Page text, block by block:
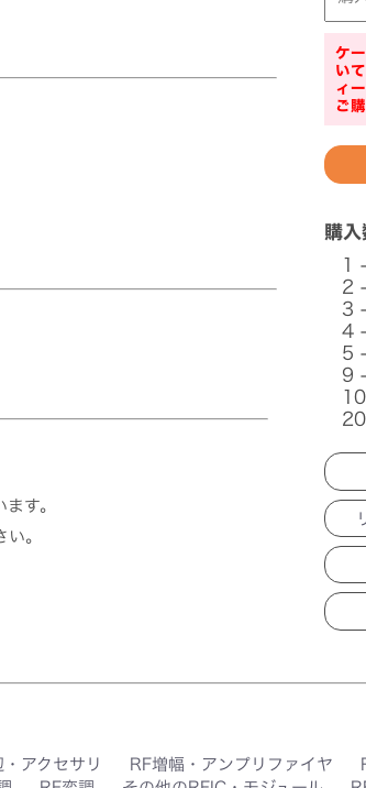
す。
。
ケ
い
ィ
ご
購入
1
2
3
4
5
9
・アクセサリ RF増幅・アンプリファイヤ